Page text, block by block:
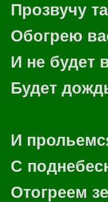
Прозвучу
Обогрею
И не будет
Будет
И
С
Отогреем